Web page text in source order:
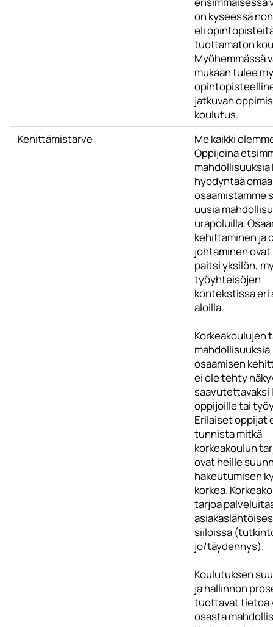
on kyseessä
eli
tuottamaton
Myöhemmässä
mukaan tulee
jatkuvan
koulutus.
Kehittämistarve
Me kaikki
Oppijoina
mahdollisuuksia
hyödyntää omaa
osaamistamme
uusia
urapoluilla.
kehittäminen ja
johtaminen
paitsi yksilön,
työyhteisöjen
kontekstissa eri
aloilla.
Korkeakoulujen
mahdollisuuksia
osaamisen
ei ole tehty
oppijoille tai
Erilaiset oppijat
tunnista mitkä
korkeakoulun
ovat heille
hakeutumisen
korkea.
tarjoa
siiloissa
jo/täydennys).
Koulutuksen
ja hallinnon
tuottavat tietoa
osasta